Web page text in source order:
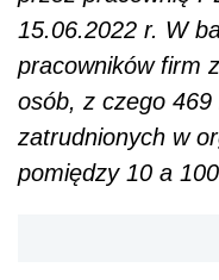
15.06.2022 r. W
pracowników firm
osób, z czego
zatrudnionych w
pomiędzy 10 a